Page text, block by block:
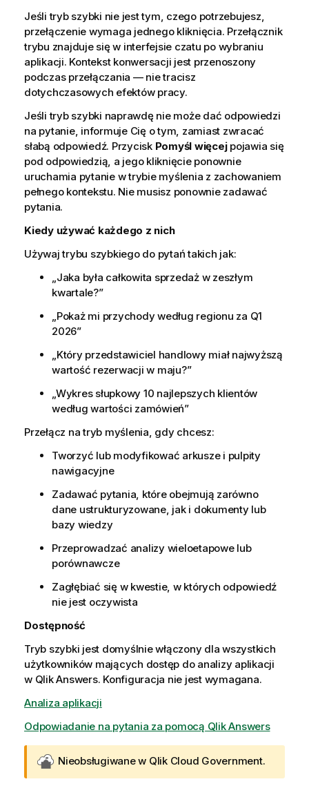
Jeśli tryb szybki nie jest tym, czego potrzebujesz,
przełączenie wymaga jednego kliknięcia. Przełącznik
trybu znajduje się w interfejsie czatu po wybraniu
aplikacji. Kontekst konwersacji jest przenoszony
podczas przełączania — nie tracisz
dotychczasowych efektów pracy.
Jeśli tryb szybki naprawdę nie może dać odpowiedzi
na pytanie, informuje Cię o tym, zamiast zwracać
słabą odpowiedź. Przycisk Pomyśl więcejpojawia się
pod odpowiedzią, a jego kliknięcie ponownie
uruchamia pytanie w trybie myślenia z zachowaniem
pełnego kontekstu. Nie musisz ponownie zadawać
pytania.
Kiedy używać każdego z nich
Używaj trybu szybkiego do pytań takich jak:
„Jaka była całkowita sprzedaż w zeszłym
kwartale?”
„Pokaż mi przychody według regionu za Q1
2026”
„Który przedstawiciel handlowy miał najwyższą
wartość rezerwacji w maju?”
„Wykres słupkowy 10 najlepszych klientów
według wartości zamówień”
Przełącz na tryb myślenia, gdy chcesz:
Tworzyć lub modyfikować arkusze i pulpity
nawigacyjne
Zadawać pytania, które obejmują zarówno
dane ustrukturyzowane, jak i dokumenty lub
bazy wiedzy
Przeprowadzać analizy wieloetapowe lub
porównawcze
Zagłębiać się w kwestie, w których odpowiedź
nie jest oczywista
Dostępność
Tryb szybki jest domyślnie włączony dla wszystkich
użytkowników mających dostęp do analizy aplikacji
w Qlik Answers. Konfiguracja nie jest wymagana.
Analiza aplikacji
Odpowiadanie na pytania za pomocą Qlik Answers
Nieobsługiwane w Qlik Cloud Government.